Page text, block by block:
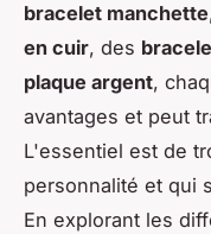
bracelet manchette
en cuir, des
plaque argent,
avantages et peut
L'essentiel est de
personnalité et qui
En explorant les